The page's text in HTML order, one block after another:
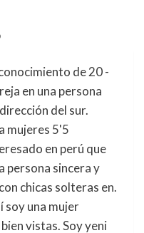
de 20 -
en una persona
del sur.
mujeres 5'5
en perú que
persona sincera y
chicas solteras en.
soy una mujer
vistas. Soy yeni